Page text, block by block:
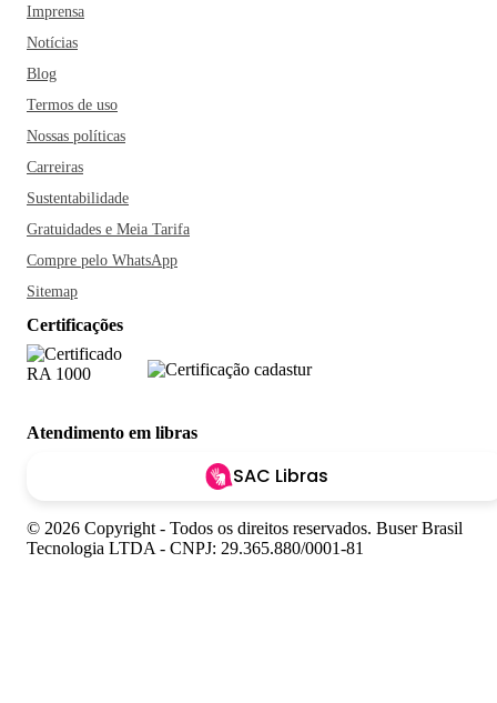
Imprensa
Notícias
Blog
Termos de uso
Nossas políticas
Carreiras
Sustentabilidade
Gratuidades e Meia Tarifa
Compre pelo WhatsApp
Sitemap
Certificações
Atendimento em libras
SAC Libras
© 2026 Copyright - Todos os direitos reservados. Buser Brasil
Tecnologia LTDA - CNPJ: 29.365.880/0001-81